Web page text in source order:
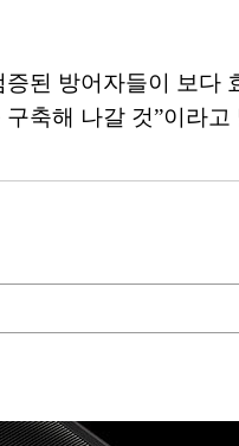
된 방어자들이 보다
축해 나갈 것”이라고